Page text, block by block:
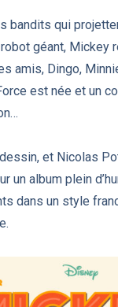
bandits qui
géant, Mickey
amis, Dingo,
est née et un
et Nicolas
un album plein
dans un style